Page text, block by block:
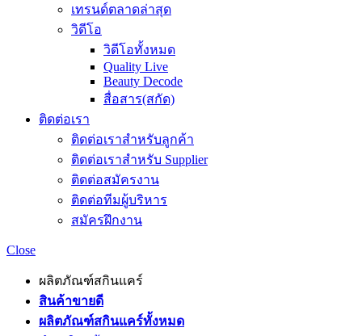
เทรนด์ตลาดล่าสุด
วิดีโอ
วิดีโอทั้งหมด
Quality Live
Beauty Decode
สื่อสาร(สกัด)
ติดต่อเรา
ติดต่อเราสำหรับลูกค้า
ติดต่อเราสำหรับ Supplier
ติดต่อสมัครงาน
ติดต่อทีมผู้บริหาร
สมัครฝึกงาน
Close
ผลิตภัณฑ์สกินแคร์
สินค้าขายดี
ผลิตภัณฑ์สกินแคร์ทั้งหมด